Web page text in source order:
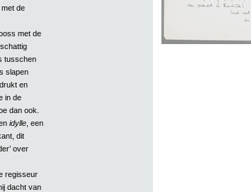
de
met de
tusschen
slapen
en
in de
dan ook.
idylle, een
dit
over
regisseur
dacht van